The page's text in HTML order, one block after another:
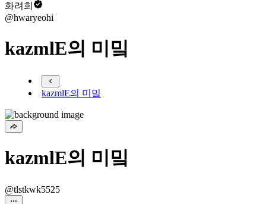
화려희
@hwaryeohi
kazmlE의 미밐
kazmlE의 미밐
kazmlE의 미밐
@tlstkwk5525